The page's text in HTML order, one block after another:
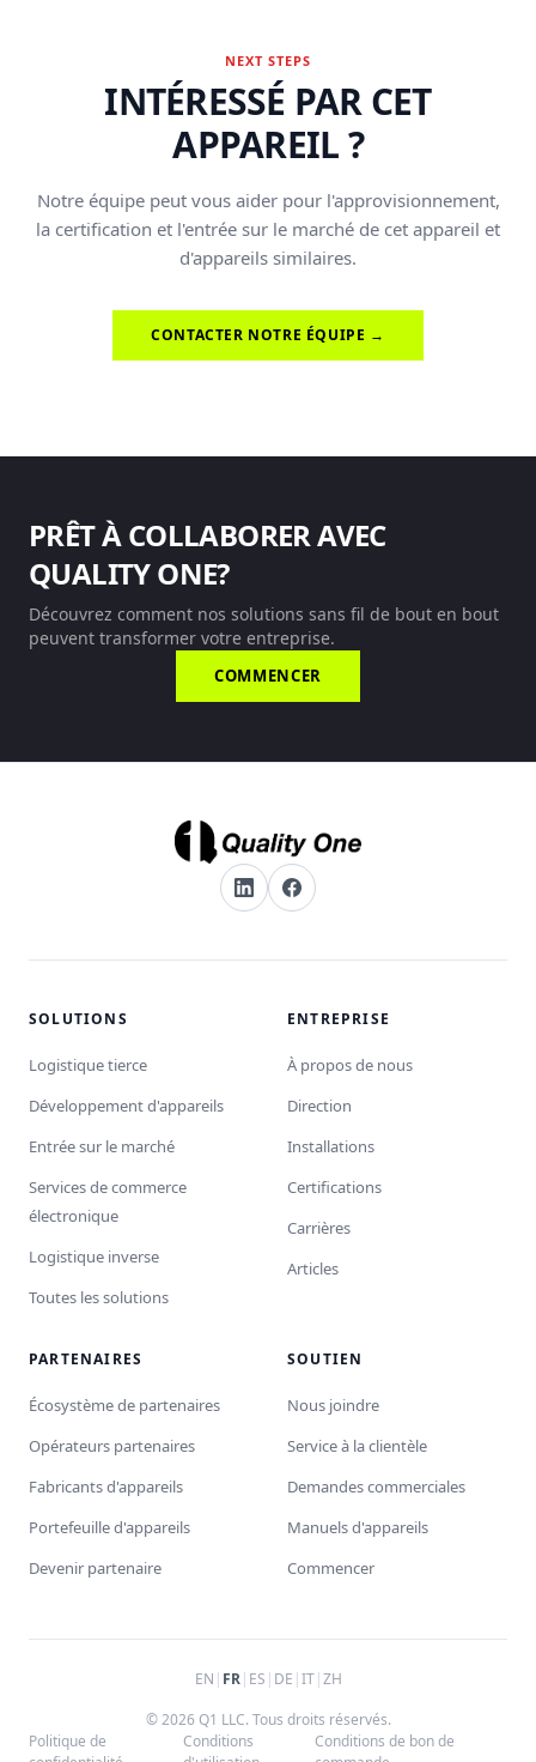
NEXT STEPS
INTÉRESSÉ PAR CET
APPAREIL ?
Notre équipe peut vous aider pour l'approvisionnement,
la certification et l'entrée sur le marché de cet appareil et
d'appareils similaires.
CONTACTER NOTRE ÉQUIPE →
PRÊT À COLLABORER AVEC
QUALITY ONE?
Découvrez comment nos solutions sans fil de bout en bout
peuvent transformer votre entreprise.
COMMENCER
SOLUTIONS
Logistique tierce
Développement d'appareils
Entrée sur le marché
Services de commerce
électronique
Logistique inverse
Toutes les solutions
ENTREPRISE
À propos de nous
Direction
Installations
Certifications
Carrières
Articles
PARTENAIRES
Écosystème de partenaires
Opérateurs partenaires
Fabricants d'appareils
Portefeuille d'appareils
Devenir partenaire
SOUTIEN
Nous joindre
Service à la clientèle
Demandes commerciales
Manuels d'appareils
Commencer
EN | FR| ES | DE |IT|ZH
© 2026 Q1 LLC. Tous droits réservés.
Politique de
Conditions
Conditions de bon de